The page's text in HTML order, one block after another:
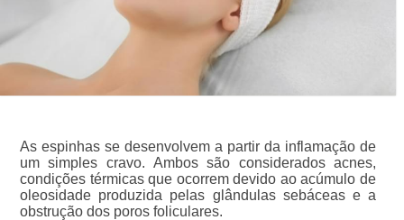
As espinhas se desenvolvem a partir da inflamação de
um simples cravo. Ambos são considerados acnes,
condições térmicas que ocorrem devido ao acúmulo de
oleosidade produzida pelas glândulas sebáceas e a
obstrução dos poros foliculares.